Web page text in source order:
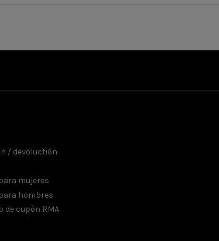
/ devoluctión
mujeres
hombres
de cupón RMA